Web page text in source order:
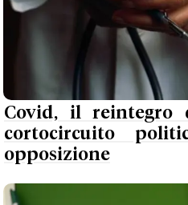
Covid, il reintegro
cortocircuito
opposizione